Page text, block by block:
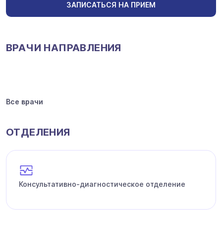
ЗАПИСАТЬСЯ НА ПРИЕМ
ВРАЧИ НАПРАВЛЕНИЯ
Все врачи
ОТДЕЛЕНИЯ
Консультативно-диагностическое отделение